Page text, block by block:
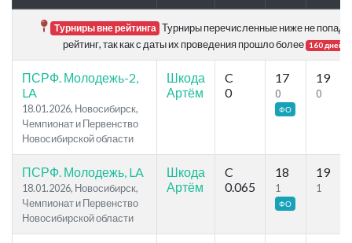
Турниры вне рейтинга Турниры перечисленные ниже не
рейтинг, так как с даты их проведения прошло более
160 дней
ПСРФ. Молодежь-2,
LA
18.01.2026, Новосибирск,
Чемпионат и Первенство
Новосибирской области
Шкода
Артём
C
0
17
0
ФО
19
0
ПСРФ. Молодежь, LA
18.01.2026, Новосибирск,
Чемпионат и Первенство
Новосибирской области
Шкода
Артём
C
0.065
18
1
ФО
19
1